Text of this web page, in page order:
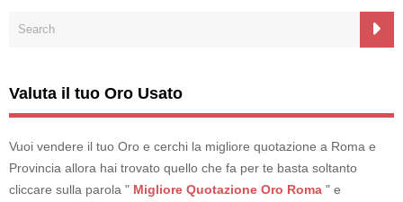
Valuta il tuo Oro Usato
Vuoi vendere il tuo Oro e cerchi la migliore quotazione a Roma e
Provincia allora hai trovato quello che fa per te basta soltanto
cliccare sulla parola " Migliore Quotazione Oro Roma " e